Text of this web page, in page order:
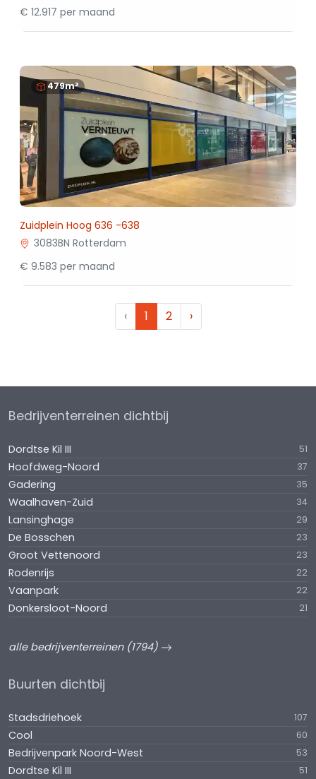
€ 12.917 per maand
479m²
Zuidplein Hoog 636 -638
3083BN Rotterdam
€ 9.583 per maand
‹ 1 2 ›
Bedrijventerreinen dichtbij
Dordtse Kil III 51
Hoofdweg-Noord 37
Gadering 35
Waalhaven-Zuid 34
Lansinghage 29
De Bosschen 23
Groot Vettenoord 23
Rodenrijs 22
Vaanpark 22
Donkersloot-Noord 21
alle bedrijventerreinen (1794)
Buurten dichtbij
Stadsdriehoek 107
Cool 60
Bedrijvenpark Noord-West 53
Dordtse Kil III 51